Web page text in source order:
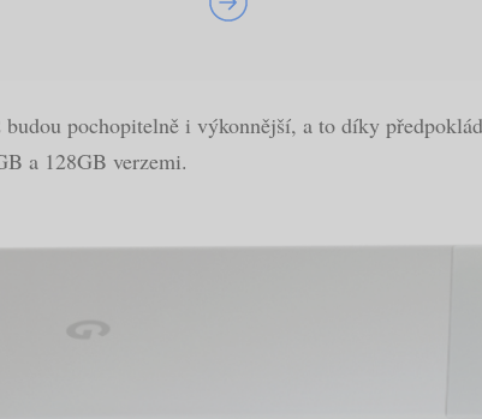
pochopitelně i výkonnější, a to díky
a 128GB verzemi.